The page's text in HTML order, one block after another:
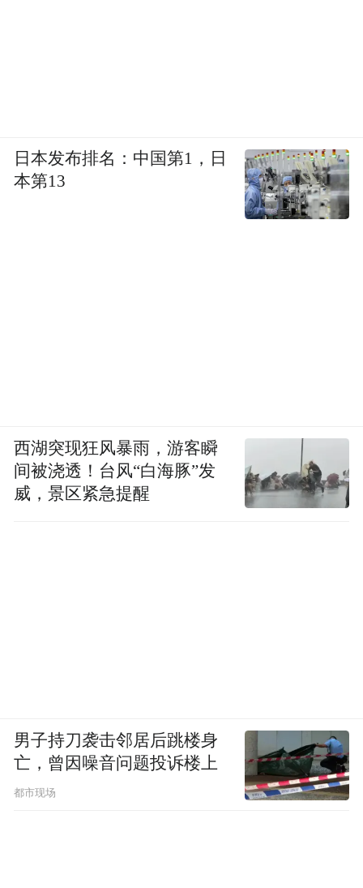
日本发布排名：中国第1，日
本第13
西湖突现狂风暴雨，游客瞬
间被浇透！台风“白海豚”发
威，景区紧急提醒
男子持刀袭击邻居后跳楼身
亡，曾因噪音问题投诉楼上
都市现场